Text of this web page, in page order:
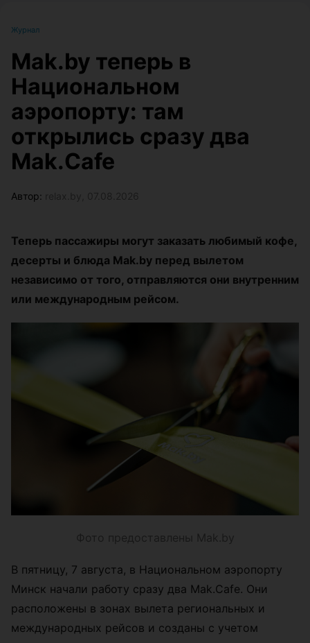
Журнал
Mak.by теперь в
Национальном
аэропорту: там
открылись сразу два
Mak.Cafe
Автор:
Теперь пассажиры могут заказать любимый кофе,
десерты и блюда Mak.by перед вылетом
независимо от того, отправляются они внутренним
или международным рейсом.
Фото предоставлены Mak.by
В пятницу, 7 августа, в Национальном аэропорту
Минск начали работу сразу два Mak.Cafe. Они
расположены в зонах вылета региональных и
международных рейсов и созданы с учетом